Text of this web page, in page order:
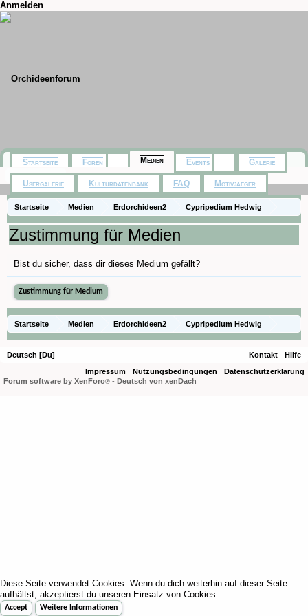
Anmelden
Startseite Medien Erdorchideen2 Cypripedium Hedwig
Zustimmung für Medien
Bist du sicher, dass dir dieses Medium gefällt?
Startseite Medien Erdorchideen2 Cypripedium Hedwig
Startseite Foren Medien
Neue Medien
Events Galerie
Usergalerie Kulturdatenbank FAQ Motivjaeger
Deutsch [Du] Kontakt
Hilfe
Impressum
Nutzungsbedingungen
Datenschutzerklärung
Forum software by XenForo® - Deutsch von xenDach
Diese Seite verwendet Cookies. Wenn du dich weiterhin auf dieser Seite
aufhältst, akzeptierst du unseren Einsatz von Cookies.
Accept Weitere Informationen